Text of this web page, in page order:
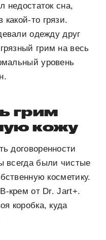
недостаток сна,
то грязи.
одежду друг
грим на весь
уровень
грим
кожу
договоренности
всегда были чистые
косметику.
крем от Dr. Jart+.
коробка, куда